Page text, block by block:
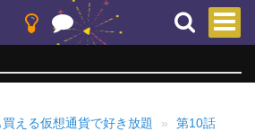
える仮想通貨で好き放題
第10話